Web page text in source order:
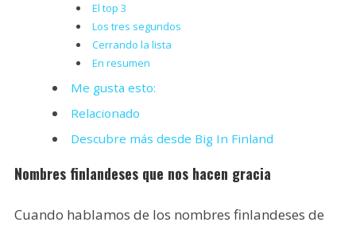
El top 3
Los tres segundos
Cerrando la lista
En resumen
Me gusta esto:
Relacionado
Descubre más desde Big In Finland
Nombres finlandeses que nos hacen gracia
Cuando hablamos de los nombres finlandeses de